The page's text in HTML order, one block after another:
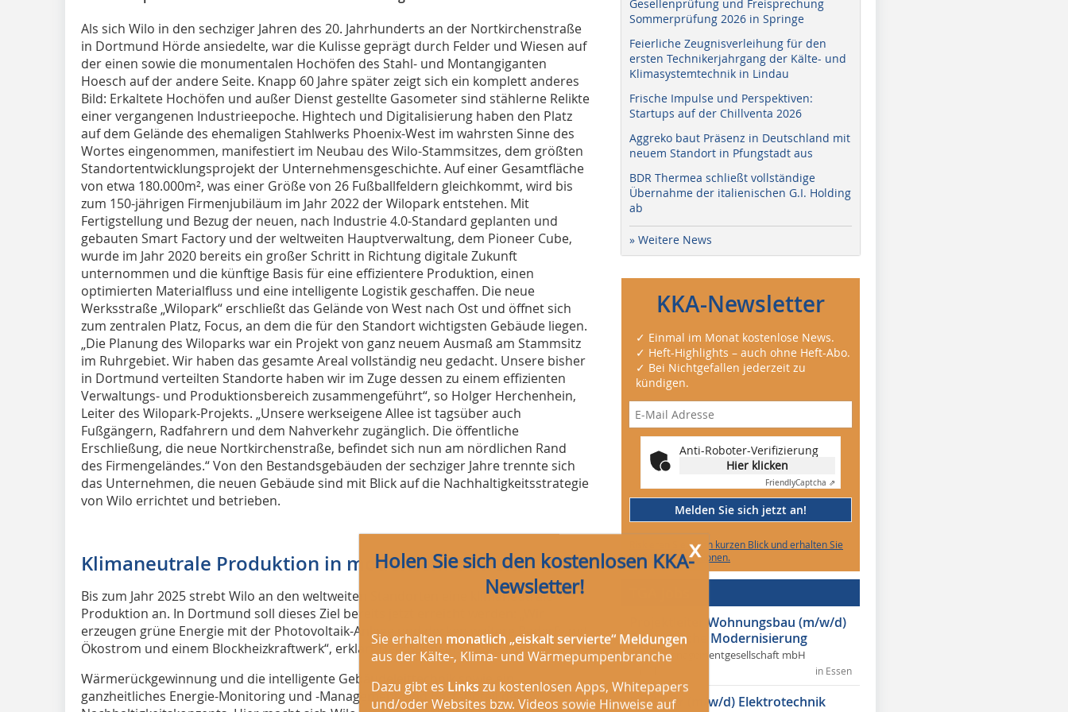
Als sich Wilo in den sechziger Jahren des 20. Jahrhunderts an der Nortkirchenstraße
in Dortmund Hörde ansiedelte, war die Kulisse geprägt durch Felder und Wiesen auf
der einen sowie die monumentalen Hochöfen des Stahl- und Montangiganten
Hoesch auf der andere Seite. Knapp 60 Jahre später zeigt sich ein komplett anderes
Bild: Erkaltete Hochöfen und außer Dienst gestellte Gasometer sind stählerne Relikte
einer vergangenen Industrieepoche. Hightech und Digitalisierung haben den Platz
auf dem Gelände des ehemaligen Stahlwerks Phoenix-West im wahrsten Sinne des
Wortes eingenommen, manifestiert im Neubau des Wilo-Stammsitzes, dem größten
Standortentwicklungsprojekt der Unternehmensgeschichte. Auf einer Gesamtfläche
von etwa 180.000m², was einer Größe von 26 Fußballfeldern gleichkommt, wird bis
zum 150-jährigen Firmenjubiläum im Jahr 2022 der Wilopark entstehen. Mit
Fertigstellung und Bezug der neuen, nach Industrie 4.0-Standard geplanten und
gebauten Smart Factory und der weltweiten Hauptverwaltung, dem Pioneer Cube,
wurde im Jahr 2020 bereits ein großer Schritt in Richtung digitale Zukunft
unternommen und die künftige Basis für eine effizientere Produktion, einen
optimierten Materialfluss und eine intelligente Logistik geschaffen. Die neue
Werksstraße „Wilopark“ erschließt das Gelände von West nach Ost und öffnet sich
zum zentralen Platz, Focus, an dem die für den Standort wichtigsten Gebäude liegen.
„Die Planung des Wiloparks war ein Projekt von ganz neuem Ausmaß am Stammsitz
im Ruhrgebiet. Wir haben das gesamte Areal vollständig neu gedacht. Unsere bisher
in Dortmund verteilten Standorte haben wir im Zuge dessen zu einem effizienten
Verwaltungs- und Produktionsbereich zusammengeführt“, so Holger Herchenhein,
Leiter des Wilopark-Projekts. „Unsere werkseigene Allee ist tagsüber auch
Fußgängern, Radfahrern und dem Nahverkehr zugänglich. Die öffentliche
Erschließung, die neue Nortkirchenstraße, befindet sich nun am nördlichen Rand
des Firmengeländes.“ Von den Bestandsgebäuden der sechziger Jahre trennte sich
das Unternehmen, die neuen Gebäude sind mit Blick auf die Nachhaltigkeitsstrategie
von Wilo errichtet und betrieben.
Klimaneutrale Produktion in modernem Umfeld
Bis zum Jahr 2025 strebt Wilo an den weltweiten Standorten eine klimaneutrale
Produktion an. In Dortmund soll dieses Ziel bereits jetzt erreicht werden: „Wir
erzeugen grüne Energie mit der Photovoltaik-Anlage und decken weitere Bedarfe mit
Ökostrom und einem Blockheizkraftwerk“, erklärt Herchenhein.
Wärmerückgewinnung und die intelligente Gebäudeleittechnik sowie ein
ganzheitliches Energie-Monitoring und -Management sind Bestandteil des
x
Holen Sie sich den kostenlosen KKA-
Newsletter!
Sie erhalten monatlich „eiskalt servierte“ Meldungen
aus der Kälte-, Klima- und Wärmepumpenbranche
Dazu gibt es Links zu kostenlosen Apps, Whitepapers
und/oder Websites bzw. Videos sowie Hinweise auf
Gesellenprüfung und Freisprechung
Sommerprüfung 2026 in Springe
Feierliche Zeugnisverleihung für den
ersten Technikerjahrgang der Kälte- und
Klimasystemtechnik in Lindau
Frische Impulse und Perspektiven:
Startups auf der Chillventa 2026
Aggreko baut Präsenz in Deutschland mit
neuem Standort in Pfungstadt aus
BDR Thermea schließt vollständige
Übernahme der italienischen G.I. Holding
ab
» Weitere News
KKA-Newsletter
✓ Einmal im Monat kostenlose News.
✓ Heft-Highlights – auch ohne Heft-Abo.
✓ Bei Nichtgefallen jederzeit zu
kündigen.
Anti-Roboter-Verifizierung
Hier klicken
FriendlyCaptcha ⇗
Melden Sie sich jetzt an!
Riskieren Sie einen kurzen Blick und erhalten Sie
weitere Informationen.
Projektleiter Wohnungsbau (m/w/d)
Energetische Modernisierung
Allbau Managementgesellschaft mbH
in Essen
Bauleiter (m/w/d) Elektrotechnik